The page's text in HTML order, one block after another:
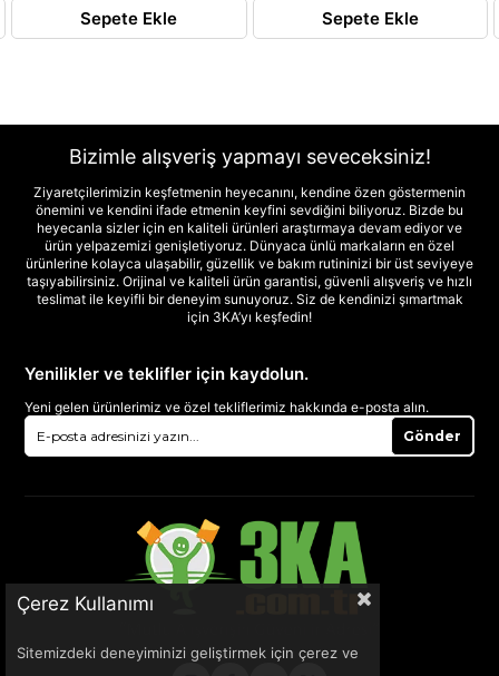
Sepete Ekle Sepete Ekle
Bizimle alışveriş yapmayı seveceksiniz!
Ziyaretçilerimizin keşfetmenin heyecanını, kendine özen göstermenin
önemini ve kendini ifade etmenin keyfini sevdiğini biliyoruz. Bizde bu
heyecanla sizler için en kaliteli ürünleri araştırmaya devam ediyor ve
ürün yelpazemizi genişletiyoruz. Dünyaca ünlü markaların en özel
ürünlerine kolayca ulaşabilir, güzellik ve bakım rutininizi bir üst seviyeye
taşıyabilirsiniz. Orijinal ve kaliteli ürün garantisi, güvenli alışveriş ve hızlı
teslimat ile keyifli bir deneyim sunuyoruz. Siz de kendinizi şımartmak
için 3KA’yı keşfedin!
Yenilikler ve teklifler için kaydolun.
Yeni gelen ürünlerimiz ve özel tekliflerimiz hakkında e-posta alın.
Gönder
Çerez Kullanımı
Sitemizdeki deneyiminizi geliştirmek için çerez ve